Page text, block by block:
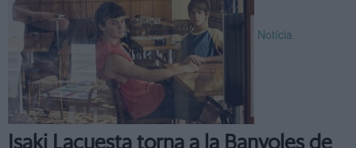
Notícia
Isaki Lacuesta torna a la Banyoles de